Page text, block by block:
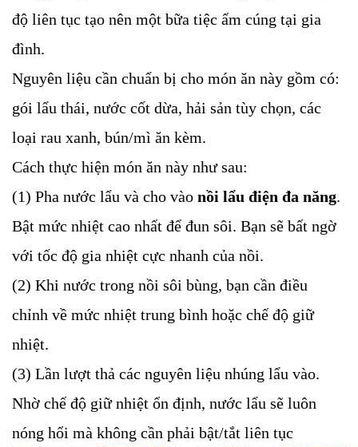
độ liên tục tạo nên một bữa tiệc ấm cúng tại gia
đình.
Nguyên liệu cần chuẩn bị cho món ăn này gồm có:
gói lẩu thái, nước cốt dừa, hải sản tùy chọn, các
loại rau xanh, bún/mì ăn kèm.
Cách thực hiện món ăn này như sau:
(1) Pha nước lẩu và cho vào nồi lẩu điện đa năng.
Bật mức nhiệt cao nhất để đun sôi. Bạn sẽ bất ngờ
với tốc độ gia nhiệt cực nhanh của nồi.
(2) Khi nước trong nồi sôi bùng, bạn cần điều
chỉnh về mức nhiệt trung bình hoặc chế độ giữ
nhiệt.
(3) Lần lượt thả các nguyên liệu nhúng lẩu vào.
Nhờ chế độ giữ nhiệt ổn định, nước lẩu sẽ luôn
nóng hổi mà không cần phải bật/tắt liên tục